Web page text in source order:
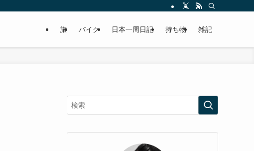
旅 バイク 日本一周日記 持ち物 雑記